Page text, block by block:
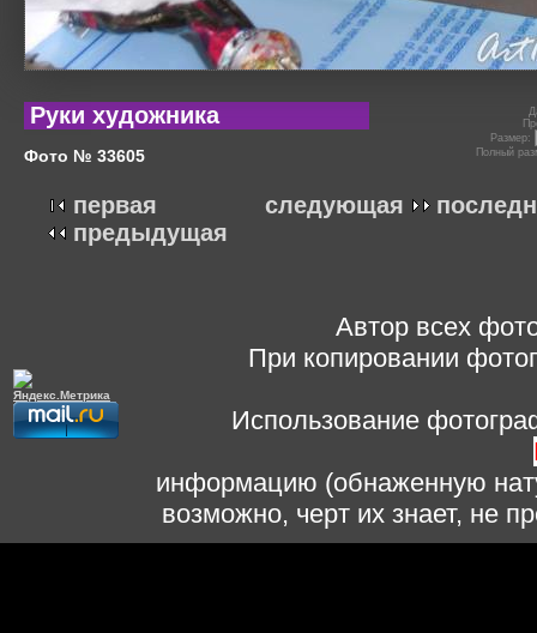
Руки художника
Фото № 33605
Размер:
Полный
следующая
первая
предыдущая
Автор всех
При копировании
Использование
информацию (обнаженную
возможно, черт их знает, не